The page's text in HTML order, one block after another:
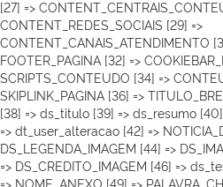
[27] =>
CONTENT_REDES_SOCIAIS [29] =>
CONTENT_CANAIS_ATENDIMENTO
FOOTER_PAGINA [32] =>
SCRIPTS_CONTEUDO [34] =>
SKIPLINK_PAGINA [36] =>
[38] => ds_titulo [39] => ds_resumo
=> dt_user_alteracao [42] =>
DS_LEGENDA_IMAGEM [44] =>
=> DS_CREDITO_IMAGEM [46] =>
=> NOME_ANEXO [49] =>